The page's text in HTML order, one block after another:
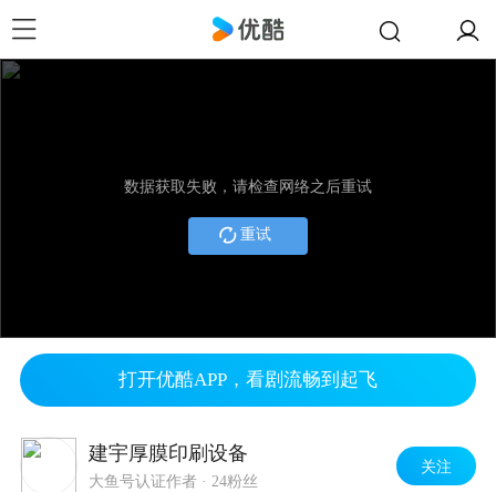
数据获取失败，请检查网络之后重试
重试
打开优酷APP，看剧流畅到起飞
建宇厚膜印刷设备
大鱼号认证作者 · 24粉丝
关注